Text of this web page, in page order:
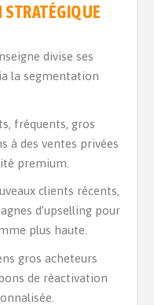
STRATÉGIQUE
divise ses
la segmentation
fréquents, gros
à des ventes privées
premium.
clients récents,
d’upselling pour
plus haute.
gros acheteurs
de réactivation